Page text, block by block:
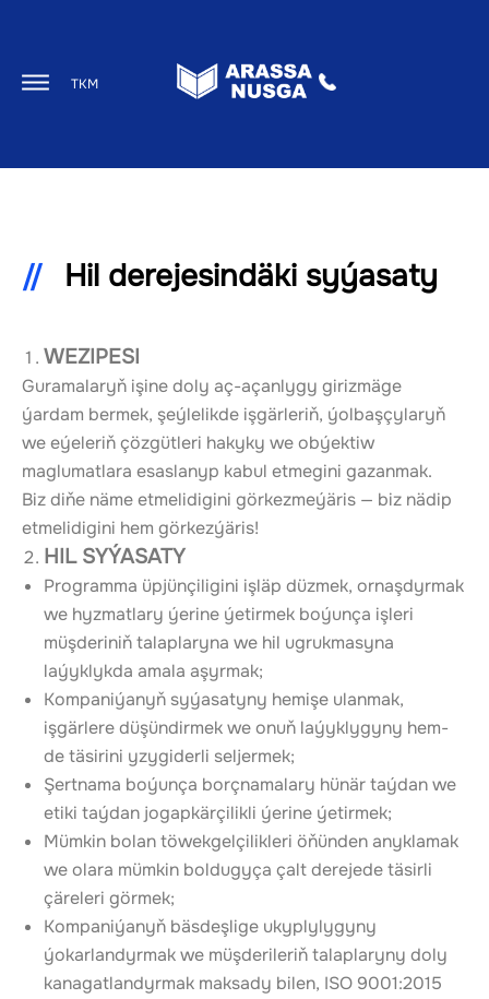
TKM
Hil derejesindäki syýasaty
WEZIPESI
Guramalaryň işine doly aç-açanlygy girizmäge
ýardam bermek, şeýlelikde işgärleriň, ýolbaşçylaryň
we eýeleriň çözgütleri hakyky we obýektiw
maglumatlara esaslanyp kabul etmegini gazanmak.
Biz diňe näme etmelidigini görkezmeýäris — biz nädip
etmelidigini hem görkezýäris!
HIL SYÝASATY
Programma üpjünçiligini işläp düzmek, ornaşdyrmak
we hyzmatlary ýerine ýetirmek boýunça işleri
müşderiniň talaplaryna we hil ugrukmasyna
laýyklykda amala aşyrmak;
Kompaniýanyň syýasatyny hemişe ulanmak,
işgärlere düşündirmek we onuň laýyklygyny hem-
de täsirini yzygiderli seljermek;
Şertnama boýunça borçnamalary hünär taýdan we
etiki taýdan jogapkärçilikli ýerine ýetirmek;
Mümkin bolan töwekgelçilikleri öňünden anyklamak
we olara mümkin boldugyça çalt derejede täsirli
çäreleri görmek;
Kompaniýanyň bäsdeşlige ukyplylygyny
ýokarlandyrmak we müşderileriň talaplaryny doly
kanagatlandyrmak maksady bilen, ISO 9001:2015